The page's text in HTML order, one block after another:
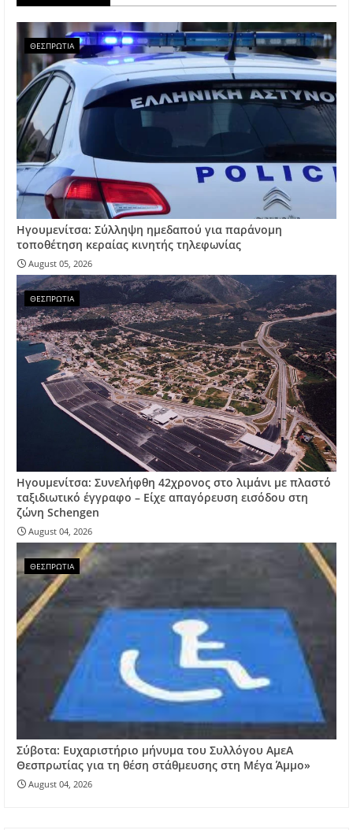
ΘΕΣΠΡΩΤΙΑ
Ηγουμενίτσα: Σύλληψη ημεδαπού για παράνομη
τοποθέτηση κεραίας κινητής τηλεφωνίας
August 05, 2026
ΘΕΣΠΡΩΤΙΑ
Ηγουμενίτσα: Συνελήφθη 42χρονος στο λιμάνι με πλαστό
ταξιδιωτικό έγγραφο – Είχε απαγόρευση εισόδου στη
ζώνη Schengen
August 04, 2026
ΘΕΣΠΡΩΤΙΑ
Σύβοτα: Ευχαριστήριο μήνυμα του Συλλόγου ΑμεΑ
Θεσπρωτίας για τη θέση στάθμευσης στη Μέγα Άμμο»
August 04, 2026